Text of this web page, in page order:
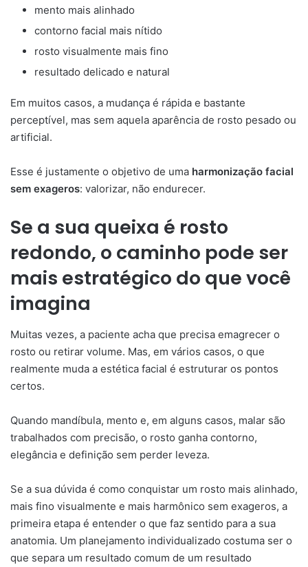
mento mais alinhado
contorno facial mais nítido
rosto visualmente mais fino
resultado delicado e natural
Em muitos casos, a mudança é rápida e bastante
perceptível, mas sem aquela aparência de rosto pesado ou
artificial.
Esse é justamente o objetivo de uma harmonização facial
sem exageros: valorizar, não endurecer.
Se a sua queixa é rosto
redondo, o caminho pode ser
mais estratégico do que você
imagina
Muitas vezes, a paciente acha que precisa emagrecer o
rosto ou retirar volume. Mas, em vários casos, o que
realmente muda a estética facial é estruturar os pontos
certos.
Quando mandíbula, mento e, em alguns casos, malar são
trabalhados com precisão, o rosto ganha contorno,
elegância e definição sem perder leveza.
Se a sua dúvida é como conquistar um rosto mais alinhado,
mais fino visualmente e mais harmônico sem exageros, a
primeira etapa é entender o que faz sentido para a sua
anatomia. Um planejamento individualizado costuma ser o
que separa um resultado comum de um resultado